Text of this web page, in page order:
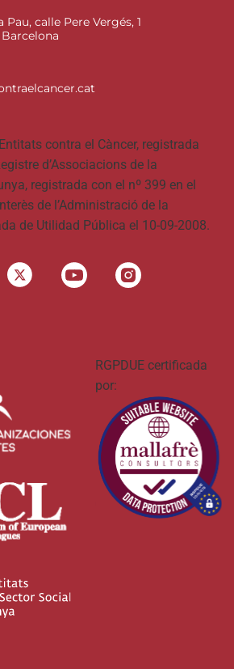
calle Pere Vergés, 1
Barcelona
contra el Càncer, registrada
d’Associacions de la
registrada con el nº 399 en el
de l’Administració de la
de Utilidad Pública el 10-09-2008.
RGPDUE certificada
por: